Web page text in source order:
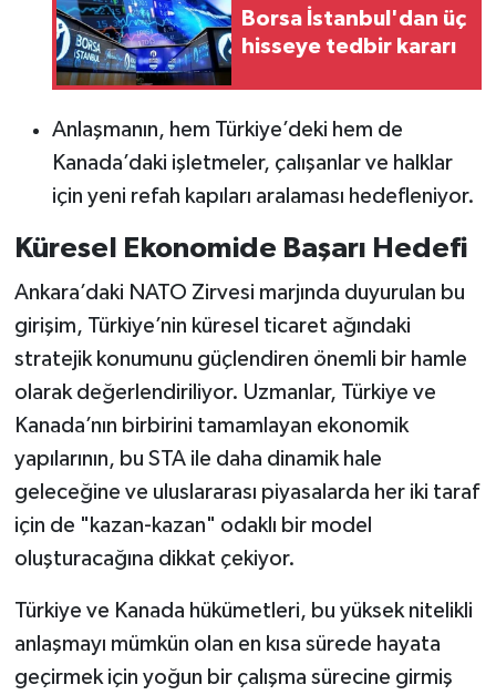
Borsa İstanbul'dan üç
hisseye tedbir kararı
Anlaşmanın, hem Türkiye’deki hem de
Kanada’daki işletmeler, çalışanlar ve halklar
için yeni refah kapıları aralaması hedefleniyor.
Küresel Ekonomide Başarı Hedefi
Ankara’daki NATO Zirvesi marjında duyurulan bu
girişim, Türkiye’nin küresel ticaret ağındaki
stratejik konumunu güçlendiren önemli bir hamle
olarak değerlendiriliyor. Uzmanlar, Türkiye ve
Kanada’nın birbirini tamamlayan ekonomik
yapılarının, bu STA ile daha dinamik hale
geleceğine ve uluslararası piyasalarda her iki taraf
için de "kazan-kazan" odaklı bir model
oluşturacağına dikkat çekiyor.
Türkiye ve Kanada hükümetleri, bu yüksek nitelikli
anlaşmayı mümkün olan en kısa sürede hayata
geçirmek için yoğun bir çalışma sürecine girmiş